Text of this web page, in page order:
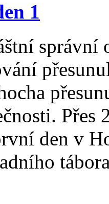
1
správní
Přes
den v